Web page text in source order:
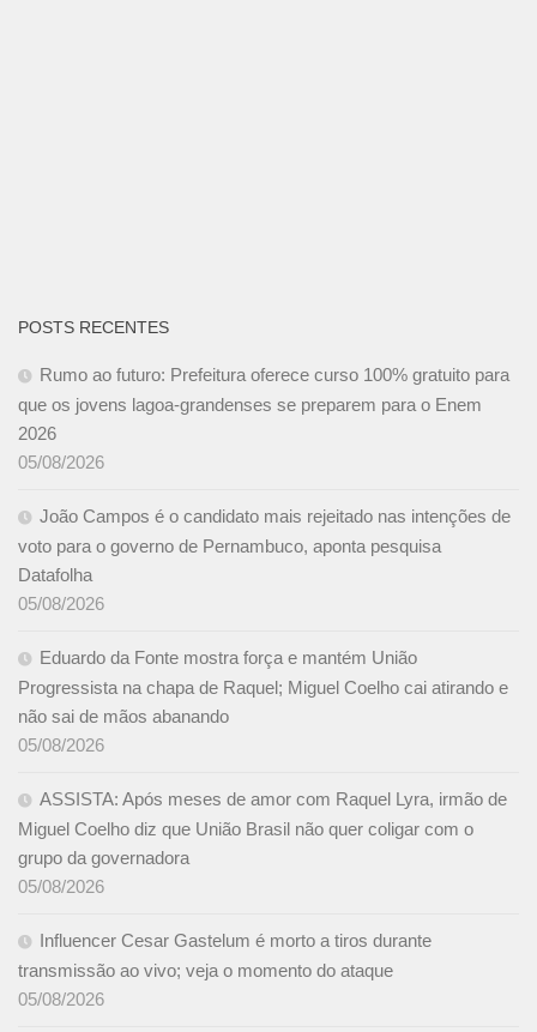
POSTS RECENTES
Rumo ao futuro: Prefeitura oferece curso 100% gratuito para
que os jovens lagoa-grandenses se preparem para o Enem
2026
05/08/2026
João Campos é o candidato mais rejeitado nas intenções de
voto para o governo de Pernambuco, aponta pesquisa
Datafolha
05/08/2026
Eduardo da Fonte mostra força e mantém União
Progressista na chapa de Raquel; Miguel Coelho cai atirando e
não sai de mãos abanando
05/08/2026
ASSISTA: Após meses de amor com Raquel Lyra, irmão de
Miguel Coelho diz que União Brasil não quer coligar com o
grupo da governadora
05/08/2026
Influencer Cesar Gastelum é morto a tiros durante
transmissão ao vivo; veja o momento do ataque
05/08/2026